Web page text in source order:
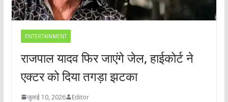
ENTERTAINMENT
राजपाल यादव फिर जाएंगे जेल, हाईकोर्ट ने
एक्टर को दिया तगड़ा झटका
जुलाई 10, 2026 Editor